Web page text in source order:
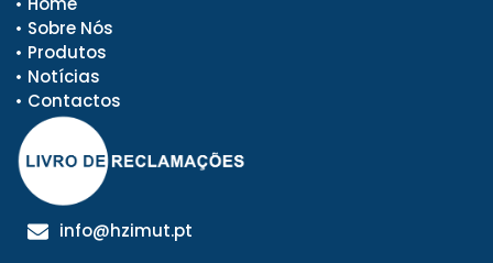
Sobre Nós
Produtos
Notícias
Contactos
info@hzimut.pt